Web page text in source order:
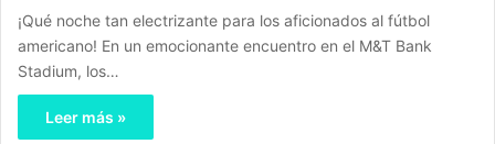
¡Qué noche tan electrizante para los aficionados al fútbol
americano! En un emocionante encuentro en el M&T Bank
Stadium, los…
Leer más »